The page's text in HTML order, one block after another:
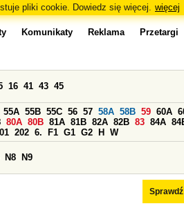
pliki cookie. Dowiedz się więcej. więcej
Komunikaty Reklama Przetargi
16 41 43 45
55A 55B 55C 56 57 58A 58B 59 60A
80A 80B 81A 81B 82A 82B 83 84A
202 6. F1 G1 G2 H W
N8 N9